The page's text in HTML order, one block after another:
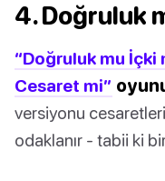
4. Doğruluk
“Doğruluk mu İçki
Cesaret mi”
versiyonu
odaklanır - tabii ki